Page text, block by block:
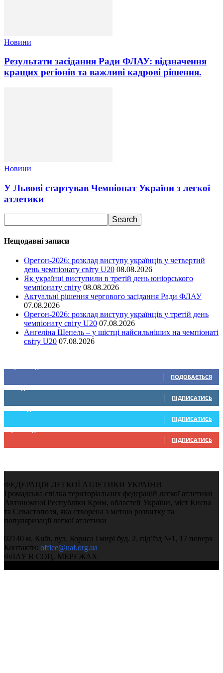
Новини
Результати засідання Ради ФЛАУ: відзначення
кращих регіонів та важливі кадрові рішення.
Новини
У Львові стартував Чемпіонат України з легкої
атлетики
Нещодавні записи
Орегон-2026: розклад виступу українців у четвертий
день чемпіонату світу U20 08.08.2026
Як українці виступили в третій день юніорського
чемпіонату світу 08.08.2026
Актуальні рішення чергового засідання Ради ФЛАУ
07.08.2026
Орегон-2026: розклад виступу українців у третій день
чемпіонату світу U20 07.08.2026
Ангеліна Шепель – у шістці найсильніших на чемпіонаті
світу U20 07.08.2026
ПОДОБАЄТЬСЯ
0 Підписників
ПІДПИСАТИСЬ
234 Підписників
ПІДПИСАТИСЬ
9,370 Підписників
ПІДПИСАТИСЬ
ФЕДЕРАЦІЯ ЛЕГКОЇ АТЛЕТИКИ УКРАЇНИ
Громадська спілка територіальних федерацій легкої атлетики
Автономної Республіки Крим, областей України, міст Києва
та Севастополя, яка створена з метою розвитку та
популяризації легкої атлетики
02140 м. Київ, вул. Бориса Гмирі буд. 2, під’їзд №1, 17 поверх
Контакти: office@uaf.org.ua
ФЛАУ В СОЦ. МЕРЕЖАХ